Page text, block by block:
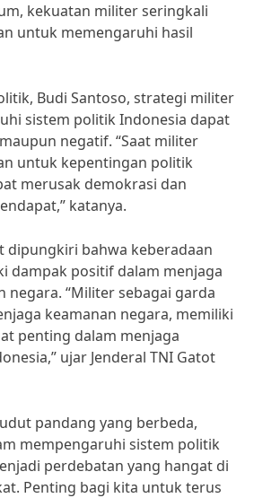
kekuatan militer seringkali
untuk memengaruhi hasil
Budi Santoso, strategi militer
sistem politik Indonesia dapat
negatif. “Saat militer
untuk kepentingan politik
merusak demokrasi dan
katanya.
dipungkiri bahwa keberadaan
dampak positif dalam menjaga
negara. “Militer sebagai garda
keamanan negara, memiliki
penting dalam menjaga
ujar Jenderal TNI Gatot
pandang yang berbeda,
mempengaruhi sistem politik
perdebatan yang hangat di
Penting bagi kita untuk terus